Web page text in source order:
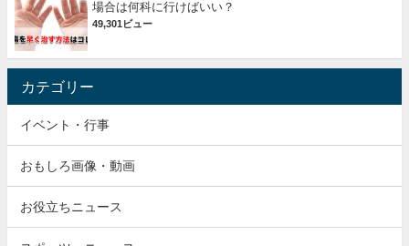
場合は何科に行けばいい？
49,301ビュー
カテゴリー
イベント・行事
おもしろ画像・動画
お役立ちニュース